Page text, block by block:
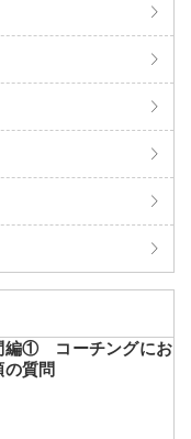
編① コーチングにお
質問